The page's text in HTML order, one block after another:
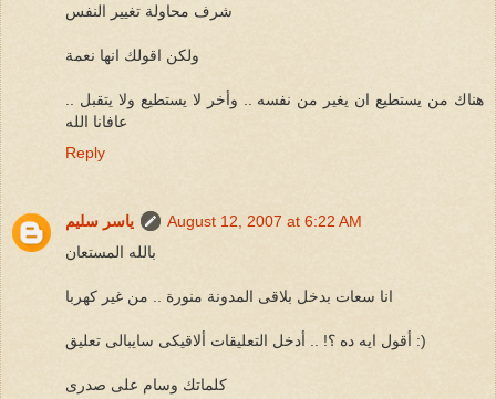
شرف محاولة تغيير النفس
ولكن اقولك انها نعمة
هناك من يستطيع ان يغير من نفسه .. وأخر لا يستطيع ولا يتقبل ..
عافانا الله
Reply
ياسر سليم
August 12, 2007 at 6:22 AM
بالله المستعان
انا سعات بدخل بلاقى المدونة منورة .. من غير كهربا
أقول ايه ده ؟! .. أدخل التعليقات ألاقيكى سايبالى تعليق :)
كلماتك وسام على صدرى